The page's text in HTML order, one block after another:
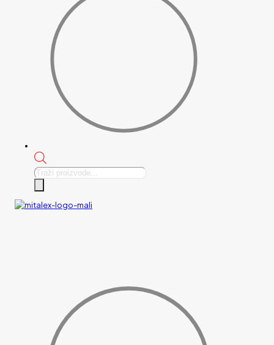
Products